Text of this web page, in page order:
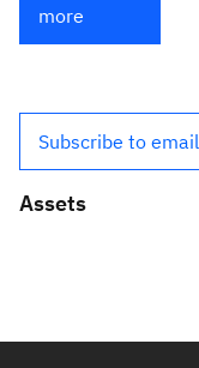
more
Subscribe to email
Assets